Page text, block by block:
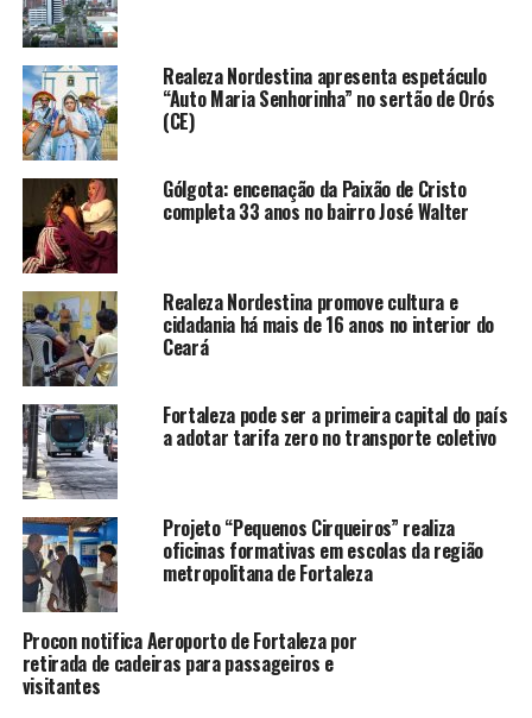
de um casal atravessado pela pobreza, pelo desemprego
e pela violência doméstica. Projeto apoiado pelo X Edital
das Artes de Fortaleza – SECULTFOR – Lei no
10.432/2015.
A trama acompanha Nina e Zé, moradores de uma
favela, que vivem uma intensa crise conjugal
desencadeada pela falta de trabalho do esposo. O que
parecia ser um matrimônio sólido passa a ruir diante da
miséria, do desespero e de uma decisão equivocada
tomada por Zé, conduzindo o casal a um inevitável
Realeza Nordestina apresenta espetáculo
“Auto Maria Senhorinha” no sertão de Orós
(CE)
Gólgota: encenação da Paixão de Cristo
completa 33 anos no bairro José Walter
Realeza Nordestina promove cultura e
cidadania há mais de 16 anos no interior do
Ceará
Fortaleza pode ser a primeira capital do país
a adotar tarifa zero no transporte coletivo
Projeto “Pequenos Cirqueiros” realiza
oficinas formativas em escolas da região
metropolitana de Fortaleza
Procon notifica Aeroporto de Fortaleza por
retirada de cadeiras para passageiros e
visitantes